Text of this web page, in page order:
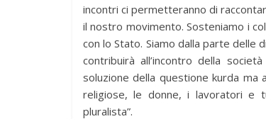
incontri ci permetteranno di
il nostro movimento. Sosteniamo i
con lo Stato. Siamo dalla parte delle
contribuirà all’incontro della
soluzione della questione kurda
religiose, le donne, i lavoratori e
pluralista”.